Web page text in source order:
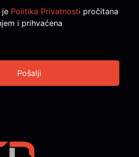
je Politika Privatnosti pročitana
i prihvaćena